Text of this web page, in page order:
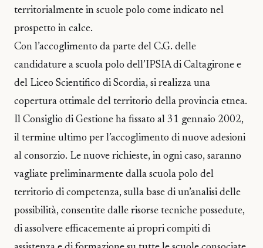
territorialmente in scuole polo come indicato nel
prospetto in calce.
Con l’accoglimento da parte del C.G. delle
candidature a scuola polo dell’IPSIA di Caltagirone e
del Liceo Scientifico di Scordia, si realizza una
copertura ottimale del territorio della provincia etnea.
Il Consiglio di Gestione ha fissato al 31 gennaio 2002,
il termine ultimo per l’accoglimento di nuove adesioni
al consorzio. Le nuove richieste, in ogni caso, saranno
vagliate preliminarmente dalla scuola polo del
territorio di competenza, sulla base di un’analisi delle
possibilità, consentite dalle risorse tecniche possedute,
di assolvere efficacemente ai propri compiti di